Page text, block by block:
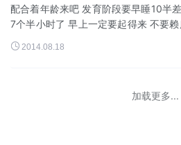
配合着年龄来吧 发育阶段要早睡10半
7个半小时了 早上一定要起得来 不要
然后洗漱完了之后吃个丰富的早餐 早
是...
 2014.08.18
加载更多...